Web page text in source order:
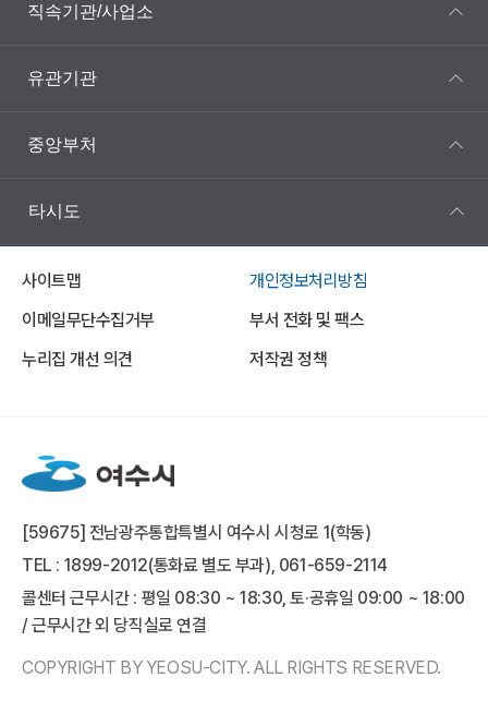
직속기관/사업소
유관기관
중앙부처
타시도
사이트맵
개인정보처리방침
이메일무단수집거부
부서 전화 및 팩스
누리집 개선 의견
저작권 정책
[59675] 전남광주통합특별시 여수시 시청로 1(학동)
TEL : 1899-2012(통화료 별도 부과), 061-659-2114
콜센터 근무시간 : 평일 08:30 ~ 18:30, 토·공휴일 09:00 ~ 18:00
/ 근무시간 외 당직실로 연결
COPYRIGHT BY YEOSU-CITY. ALL RIGHTS RESERVED.